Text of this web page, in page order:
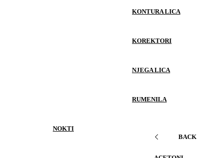
KONTURA LICA
KOREKTORI
NJEGA LICA
RUMENILA
NOKTI
BACK